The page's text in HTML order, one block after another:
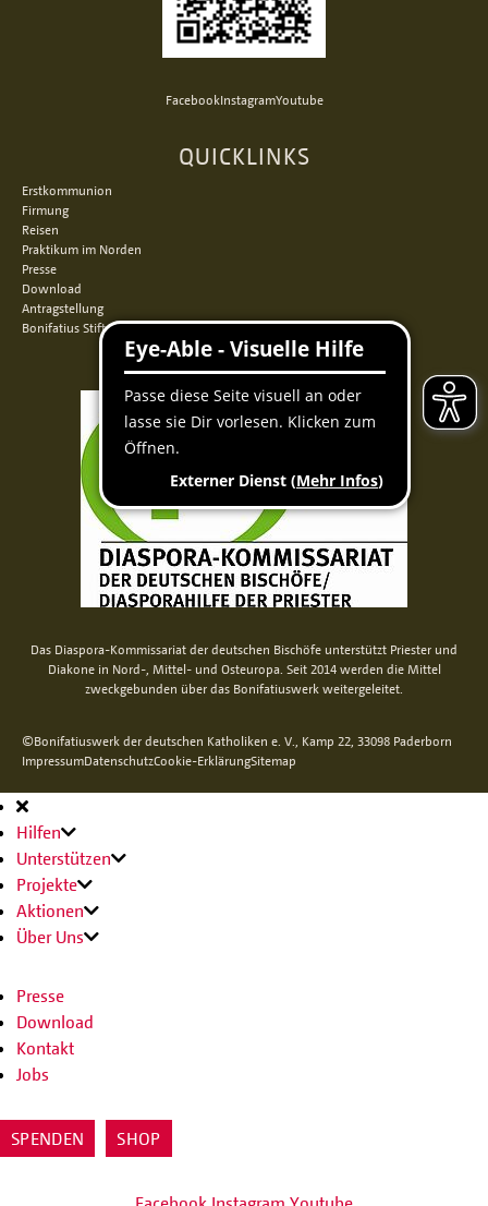
FacebookInstagramYoutube
QUICKLINKS
Erstkommunion
Firmung
Reisen
Praktikum im Norden
Presse
Download
Antragstellung
Bonifatius Stiftungszentrum
Das Diaspora-Kommissariat der deutschen Bischöfe unterstützt Priester und
Diakone in Nord-, Mittel- und Osteuropa. Seit 2014 werden die Mittel
zweckgebunden über das Bonifatiuswerk weitergeleitet.
©Bonifatiuswerk der deutschen Katholiken e. V., Kamp 22, 33098 Paderborn
ImpressumDatenschutzCookie-ErklärungSitemap
Hauptnavigation
Hilfen
Unterstützen
Projekte
Aktionen
Über Uns
Presse
Download
Kontakt
Jobs
SPENDEN SHOP